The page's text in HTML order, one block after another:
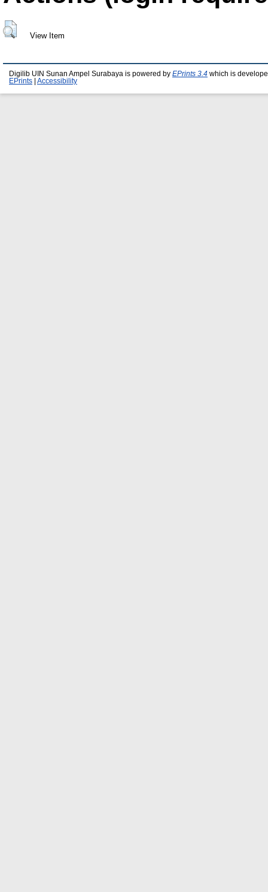
View Item
Digilib UIN Sunan Ampel Surabaya is powered by EPrints 3.4 which is
EPrints
Accessibility